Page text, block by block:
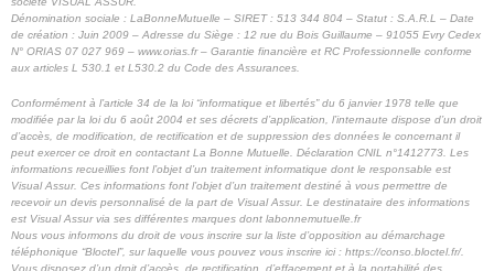
Dénomination sociale : LaBonneMutuelle – SIRET : 513 344 804 – Statut : S.A.R.L – Date
de création : Juin 2009 – Adresse du Siège : 12 rue du Bois Guillaume – 91055 Evry Cedex
N° ORIAS 07 027 969 – www.orias.fr – Garantie financière et RC Professionnelle conforme
aux articles L 530.1 et L530.2 du Code des Assurances.
Conformément à l’article 34 de la loi “informatique et libertés” du 6 janvier 1978 telle que
modifiée par la loi du 6 août 2004 et ses décrets d’application, l’internaute dispose d’un droit
d’accès, de modification, de rectification et de suppression des données le concernant il
peut exercer ce droit en contactant La Bonne Mutuelle. Déclaration CNIL n°1412773. Les
informations recueillies font l’objet d’un traitement informatique dont le responsable est
Visual Assur. Ces informations font l’objet d’un traitement destiné à vous permettre de
recevoir un devis personnalisé de la part de Visual Assur. Le destinataire des informations
est Visual Assur via ses différentes marques dont labonnemutuelle.fr
Nous vous informons du droit de vous inscrire sur la liste d’opposition au démarchage
téléphonique “Bloctel”, sur laquelle vous pouvez vous inscrire ici : https://conso.bloctel.fr/.
Vous disposez d’un droit d’accès, de rectification, d’effacement et à la portabilité des